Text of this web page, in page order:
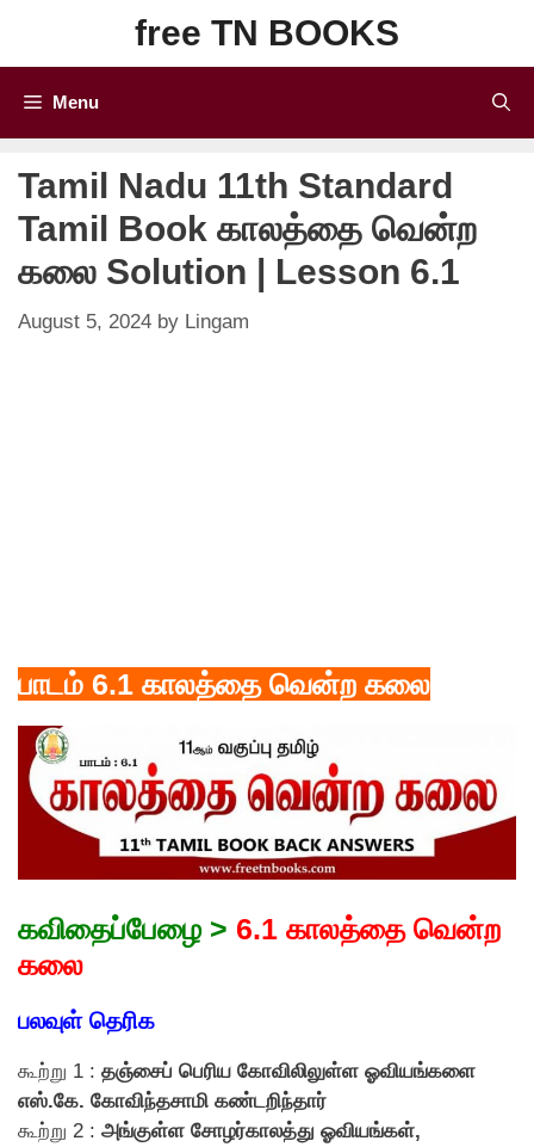
content
free TN BOOKS
Menu
Tamil Nadu 11th Standard
Tamil Book காலத்தை வென்ற
கலை Solution | Lesson 6.1
August 5, 2024 by Lingam
பாடம் 6.1 காலத்தை வென்ற கலை
கவிதைப்பேழை > 6.1 காலத்தை வென்ற
கலை
பலவுள் தெரிக
கூற்று 1 : தஞ்சைப் பெரிய கோவிலிலுள்ள ஓவியங்களை
எஸ்.கே. கோவிந்தசாமி கண்டறிந்தார்
கூற்று 2 : அங்குள்ள சோழர்காலத்து ஓவியங்கள்,